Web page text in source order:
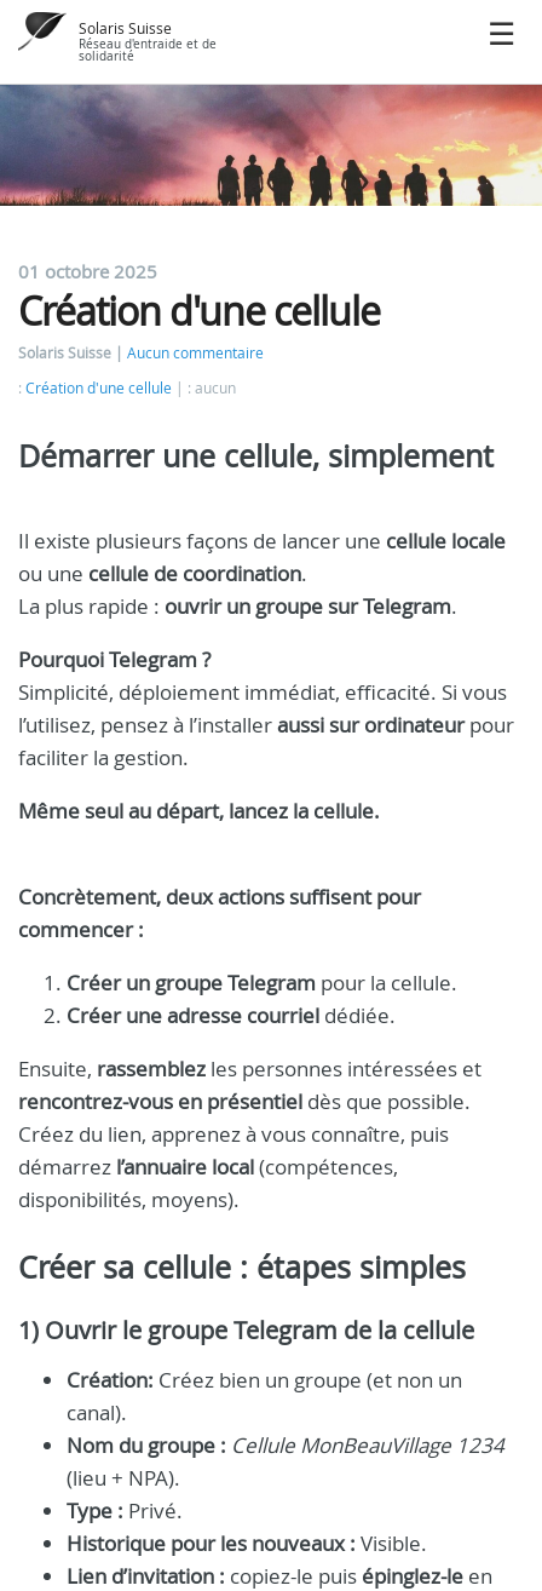
Solaris Suisse
Réseau d'entraide et de
solidarité
01 octobre 2025
Création d'une cellule
Solaris Suisse
Aucun commentaire
: Création d'une cellule : aucun
Démarrer une cellule, simplement
Il existe plusieurs façons de lancer une cellule locale
ou une cellule de coordination.
La plus rapide : ouvrir un groupe sur Telegram.
Pourquoi Telegram ?
Simplicité, déploiement immédiat, efficacité. Si vous
l’utilisez, pensez à l’installeraussi sur ordinateurpour
faciliter la gestion.
Même seul au départ, lancez la cellule.
Concrètement, deux actions suffisent pour
commencer :
Créer un groupe Telegram pour la cellule.
Créer une adresse courriel dédiée.
Ensuite, rassemblez les personnes intéressées et
rencontrez-vous en présentiel dès que possible.
Créez du lien, apprenez à vous connaître, puis
démarrez l’annuaire local(compétences,
disponibilités, moyens).
Créer sa cellule : étapes simples
1) Ouvrir le groupe Telegram de la cellule
Création: Créez bien un groupe (et non un
canal).
Nom du groupe : Cellule MonBeauVillage 1234
(lieu + NPA).
Type : Privé.
Historique pour les nouveaux : Visible.
Lien d’invitation : copiez-le puis épinglez-le en